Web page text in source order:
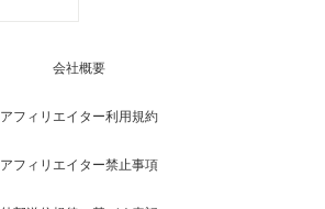
会社概要
アフィリエイター利用規約
アフィリエイター禁止事項